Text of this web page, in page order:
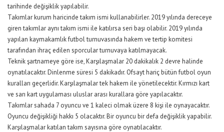
tarihinde değişiklik yapılabilir.
Takımlar kurum haricinde takım ismi kullanabilirler. 2019 yılında dereceye
giren takımlar aynı takım ismi ile katılırsa seri başı olabilir. 2019 yılında
yapılan kaymakamlık futbol turnuvasında hakem ve tertip komitesi
tarafından ihraç edilen sporcular turnuvaya katılmayacak.
Teknik şartnameye göre ise, Karşılaşmalar 20 dakikalık 2 devre halinde
oynatılacaktır. Dinlenme süresi 5 dakikadır. Ofsayt hariç bütün futbol oyun
kuralları geçerlidir. Karşılaşmalar tek hakem ile yönetilecektir. Kırmızı kart
ve sarı kart uygulaması uluslar arası kurallara göre yapılacaktır.
Takımlar sahada 7 oyuncu ve 1 kaleci olmak üzere 8 kişi ile oynayacaktır.
Oyuncu değişikliği hakkı 5 olacaktır. Bir oyuncu bir defa değişiklik yapabilir.
Karşılaşmalar katılan takım sayısına göre oynatılacaktır.